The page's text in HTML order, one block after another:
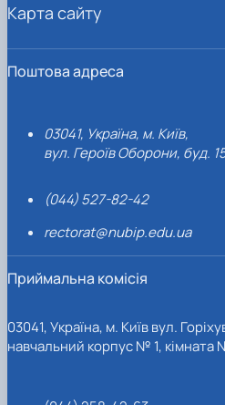
Поштова адреса
03041, Україна, м. Київ,
вул. Героїв Оборони, буд.
(044) 527-82-42
rectorat@nubip.edu.ua
Приймальна комісія
03041, Україна, м. Київ вул.
навчальний корпус № 1, кімната
Карта сайту